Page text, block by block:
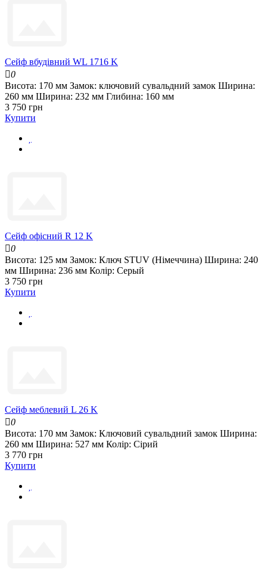
Сейф вбудівний WL 1716 K
0
Висота: 170 мм Замок: ключовий сувальдний замок Ширина:
260 мм Ширина: 232 мм Глибина: 160 мм
3 750 грн
Купити
Сейф офісний R 12 K
0
Висота: 125 мм Замок: Ключ STUV (Німеччина) Ширина: 240
мм Ширина: 236 мм Колір: Серый
3 750 грн
Купити
Сейф меблевий L 26 K
0
Висота: 170 мм Замок: Ключовий сувальдний замок Ширина:
260 мм Ширина: 527 мм Колір: Сірий
3 770 грн
Купити